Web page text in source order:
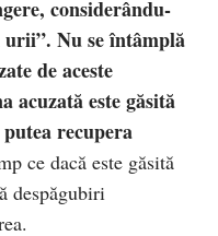
considerându-
Nu se întâmplă
de aceste
acuzată este găsită
recupera
ce dacă este găsită
despăgubiri